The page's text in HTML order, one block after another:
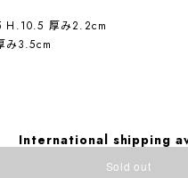
H.10.5 厚み2.2cm
3.5cm
International shipping
Sold out